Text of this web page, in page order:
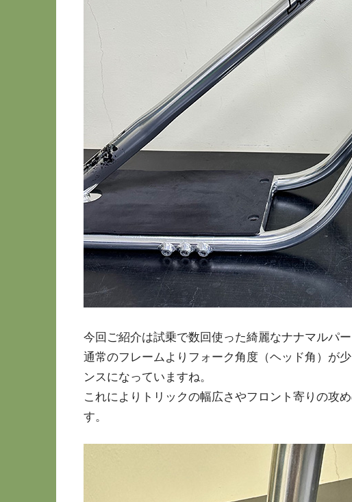
今回ご紹介は試乗で数回使った綺麗なナナマルパー
通常のフレームよりフォーク角度（ヘッド角）が
ンスになっていますね。
これによりトリックの幅広さやフロント寄りの攻
す。